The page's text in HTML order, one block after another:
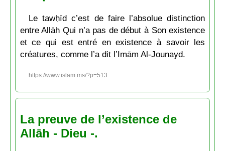
Le tawḥīd c’est de faire l’absolue distinction
entre Allāh Qui n’a pas de début à Son existence
et ce qui est entré en existence à savoir les
créatures, comme l’a dit l’Imām Al-Jounayd.
https://www.islam.ms/?p=513
La preuve de l’existence de
Allāh - Dieu -.